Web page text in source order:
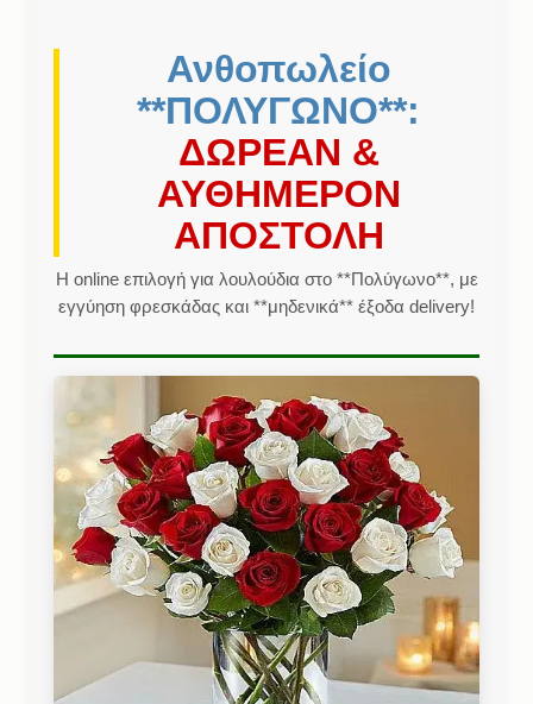
Ανθοπωλείο
**ΠΟΛΥΓΩΝΟ**:
ΔΩΡΕΑΝ &
ΑΥΘΗΜΕΡΟΝ
ΑΠΟΣΤΟΛΗ
Η online επιλογή για λουλούδια στο **Πολύγωνο**, με
εγγύηση φρεσκάδας και **μηδενικά** έξοδα delivery!